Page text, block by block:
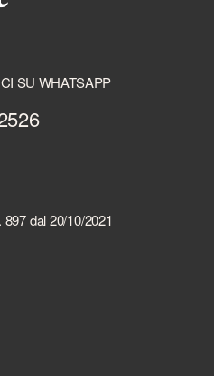
SU WHATSAPP
dal 20/10/2021